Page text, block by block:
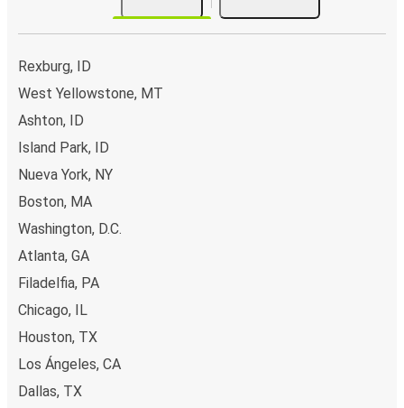
Rexburg, ID
West Yellowstone, MT
Ashton, ID
Island Park, ID
Nueva York, NY
Boston, MA
Washington, D.C.
Atlanta, GA
Filadelfia, PA
Chicago, IL
Houston, TX
Los Ángeles, CA
Dallas, TX